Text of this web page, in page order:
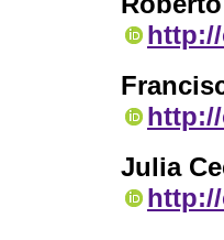
http://
http://
Julia
http://